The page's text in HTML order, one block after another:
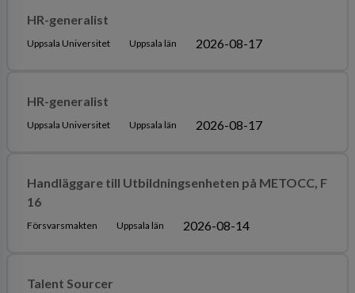
HR-generalist
Uppsala Universitet Uppsala län 2026-08-17
HR-generalist
Uppsala Universitet Uppsala län 2026-08-17
Handläggare till Utbildningsenheten på METOCC, F
16
Försvarsmakten Uppsala län 2026-08-14
Talent Sourcer